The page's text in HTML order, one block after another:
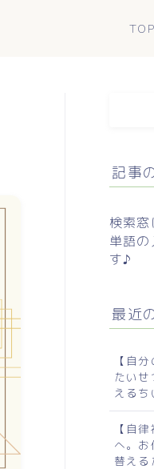
TOP
記事
検索
単語
す♪
最近
【自
たい
えるち
【自
へ。お
替える